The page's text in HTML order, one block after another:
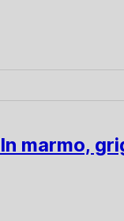
In marmo,